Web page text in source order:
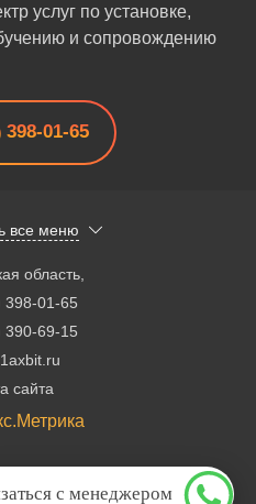
с менеджером
услуг по установке,
и сопровождению
398-01-65
все меню
область
398-01-65
390-69-15
сайта